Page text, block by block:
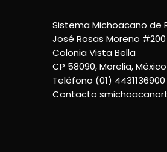
Sistema Michoacano de
José Rosas Moreno #200
Colonia Vista Bella
CP 58090, Morelia, México
Teléfono (01) 4431136900
Contacto